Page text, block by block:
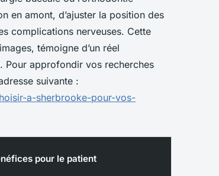
en amont, d’ajuster la position des
complications nerveuses. Cette
témoigne d’un réel
Pour approfondir vos recherches
suivante :
a-sherbrooke-pour-vos-
pour le patient